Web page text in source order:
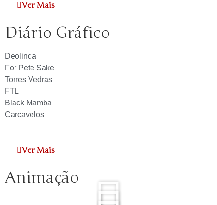
Ver Mais
Diário Gráfico
Deolinda
For Pete Sake
Torres Vedras
FTL
Black Mamba
Carcavelos
Ver Mais
Animação